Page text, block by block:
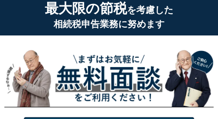
最大限の節税を考慮した
相続税申告業務に努めます